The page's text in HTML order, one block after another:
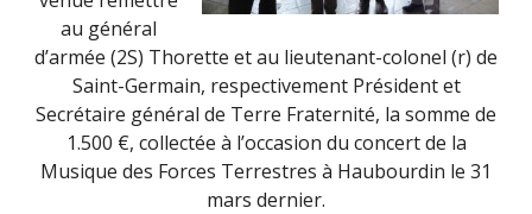
au général
d’armée (2S) Thorette et au lieutenant-colonel (r) de
Saint-Germain, respectivement Président et
Secrétaire général de Terre Fraternité, la somme de
1.500 €, collectée à l’occasion du concert de la
Musique des Forces Terrestres à Haubourdin le 31
mars dernier.